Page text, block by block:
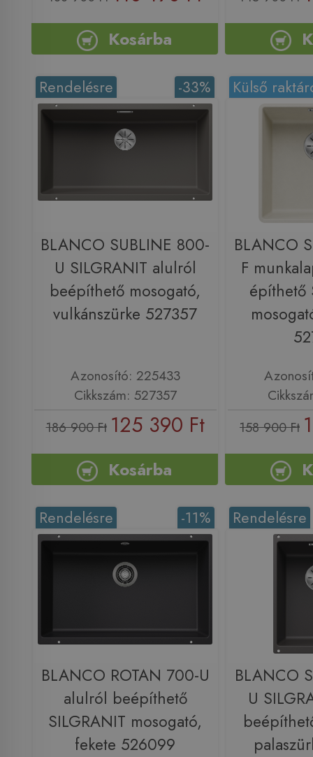
Kosárba
-33%
Rendelésre
BLANCO SUBLINE 800-
U SILGRANIT alulról
beépíthető mosogató,
vulkánszürke 527357
Azonosító: 225433
Cikkszám: 527357
186 900 Ft 125 390 Ft
Kosárba
Külső
BLANCO
F
építhető
158 900 Ft
-11%
Rendelésre
BLANCO ROTAN 700-U
alulról beépíthető
SILGRANIT mosogató,
fekete 526099
Rendelésre
BLANCO
U